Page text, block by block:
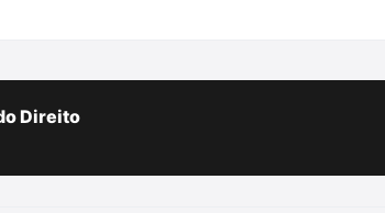
Direito